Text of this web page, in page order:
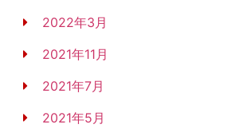
2022年3月
2021年11月
2021年7月
2021年5月